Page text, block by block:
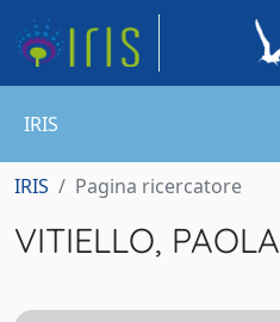
IRIS
IRIS Pagina ricercatore
VITIELLO, PAOLA